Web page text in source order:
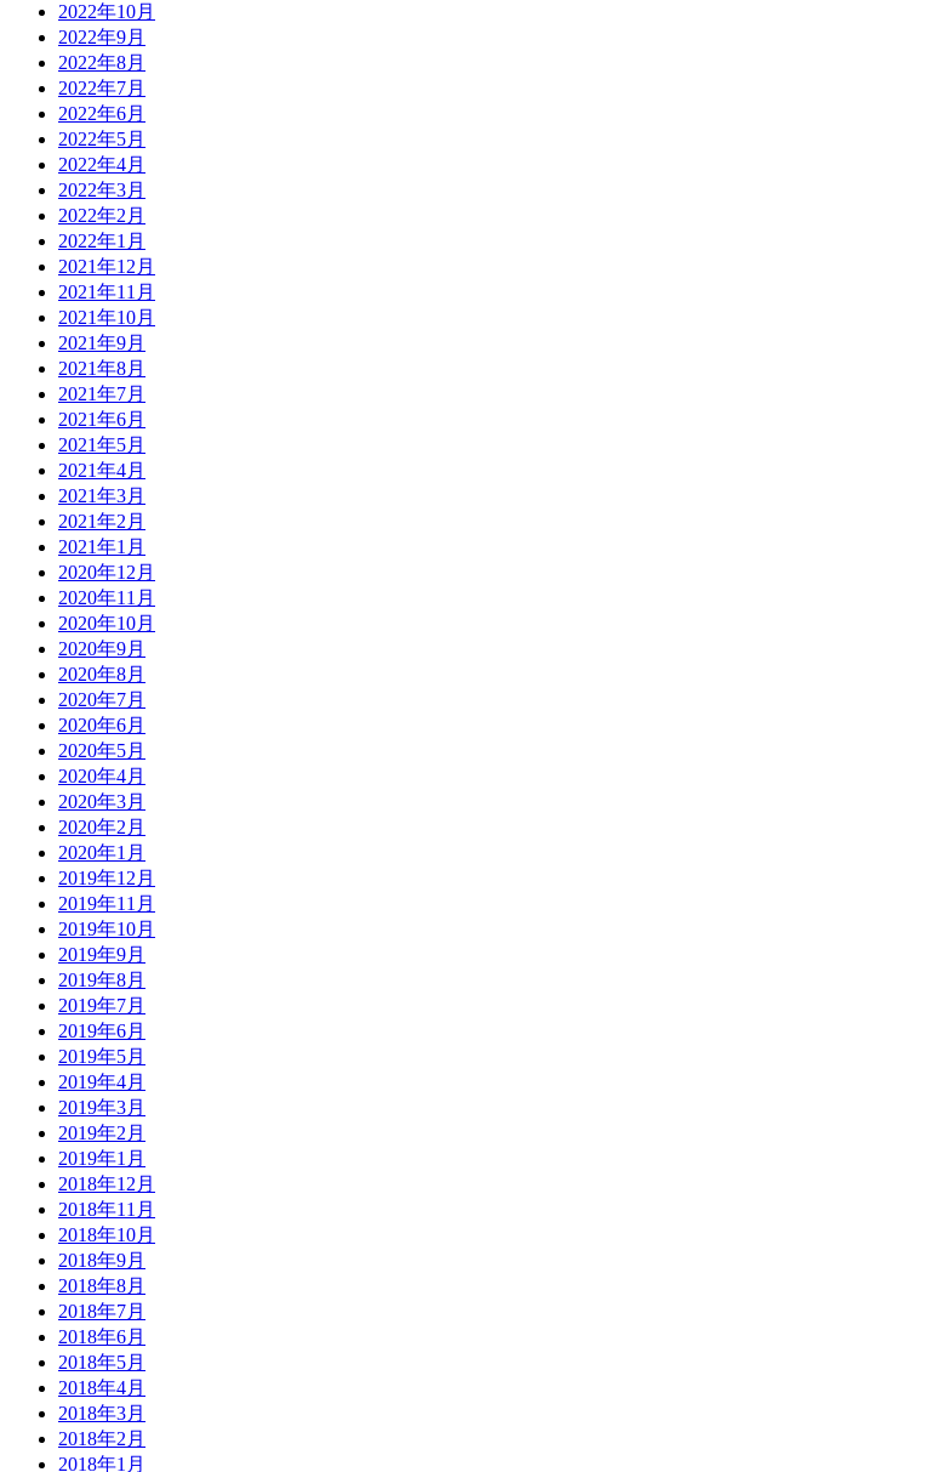
2022年10月
2022年9月
2022年8月
2022年7月
2022年6月
2022年5月
2022年4月
2022年3月
2022年2月
2022年1月
2021年12月
2021年11月
2021年10月
2021年9月
2021年8月
2021年7月
2021年6月
2021年5月
2021年4月
2021年3月
2021年2月
2021年1月
2020年12月
2020年11月
2020年10月
2020年9月
2020年8月
2020年7月
2020年6月
2020年5月
2020年4月
2020年3月
2020年2月
2020年1月
2019年12月
2019年11月
2019年10月
2019年9月
2019年8月
2019年7月
2019年6月
2019年5月
2019年4月
2019年3月
2019年2月
2019年1月
2018年12月
2018年11月
2018年10月
2018年9月
2018年8月
2018年7月
2018年6月
2018年5月
2018年4月
2018年3月
2018年2月
2018年1月